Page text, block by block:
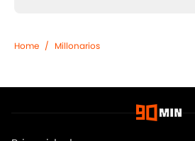
Home / Millonarios